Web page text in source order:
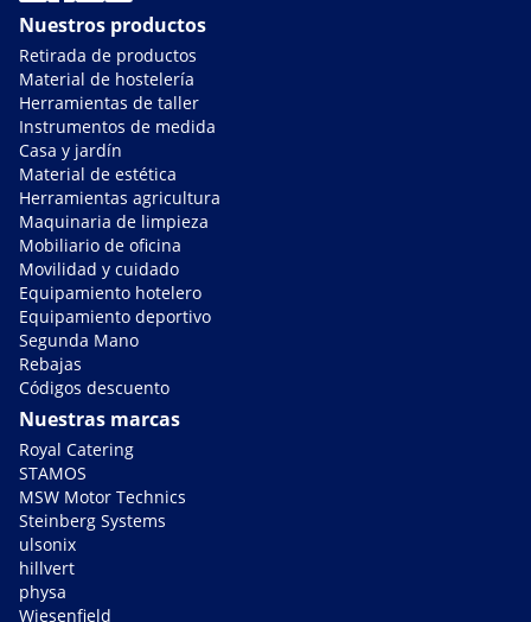
Nuestros productos
Retirada de productos
Material de hostelería
Herramientas de taller
Instrumentos de medida
Casa y jardín
Material de estética
Herramientas agricultura
Maquinaria de limpieza
Mobiliario de oficina
Movilidad y cuidado
Equipamiento hotelero
Equipamiento deportivo
Segunda Mano
Rebajas
Códigos descuento
Nuestras marcas
Royal Catering
STAMOS
MSW Motor Technics
Steinberg Systems
ulsonix
hillvert
physa
Wiesenfield